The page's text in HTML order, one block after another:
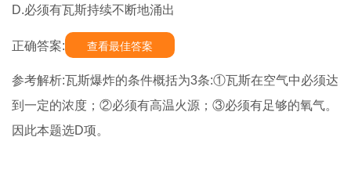
D.必须有瓦斯持续不断地涌出
正确答案: 查看最佳答案
参考解析:瓦斯爆炸的条件概括为3条:①瓦斯在空气中必须达
到一定的浓度；②必须有高温火源；③必须有足够的氧气。
因此本题选D项。